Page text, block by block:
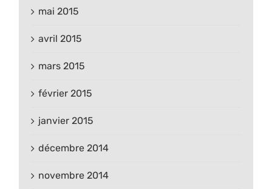
mai 2015
avril 2015
mars 2015
février 2015
janvier 2015
décembre 2014
novembre 2014